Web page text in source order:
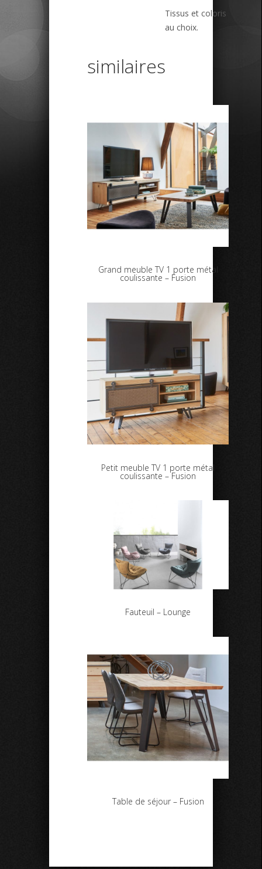
Tissus et coloris
au choix.
similaires
Grand meuble TV 1 porte métal
coulissante – Fusion
Petit meuble TV 1 porte métal
coulissante – Fusion
Fauteuil – Lounge
Table de séjour – Fusion